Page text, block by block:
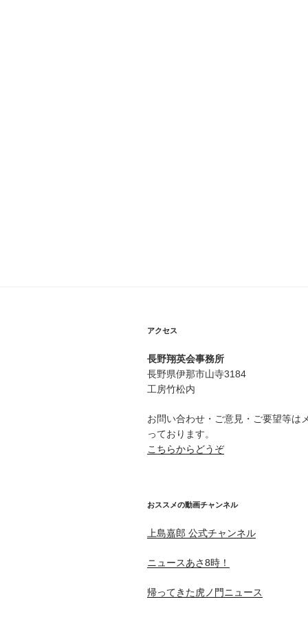
アクセス
長野翔英会事務所
長野県伊那市山寺3184
工房竹松内
お問い合わせ・ご意見・ご要望等は
っております。
こちらからどうぞ
おススメの動画チャンネル
上島嘉郎 公式チャンネル
ニュースあさ8時！
帰ってきた虎ノ門ニュース